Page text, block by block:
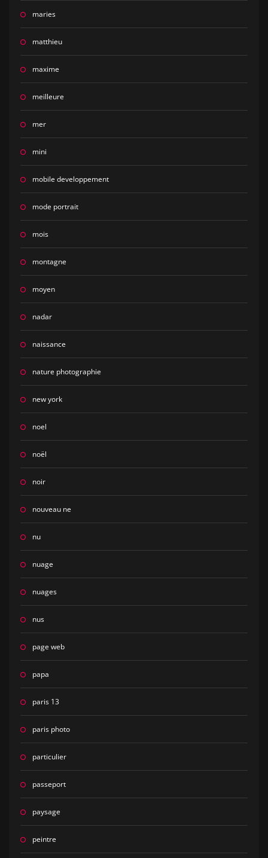
maries
matthieu
maxime
meilleure
mer
mini
mobile developpement
mode portrait
mois
montagne
moyen
nadar
naissance
nature photographie
new york
noel
noël
noir
nouveau ne
nu
nuage
nuages
nus
page web
papa
paris 13
paris photo
particulier
passeport
paysage
peintre